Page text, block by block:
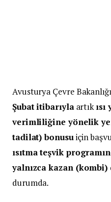
Avusturya Çevre
Şubat itibarıylaartık
verimliliğine yönelik
tadilat) bonusuiçin
ısıtma teşvik
yalnızca kazan
durumda.